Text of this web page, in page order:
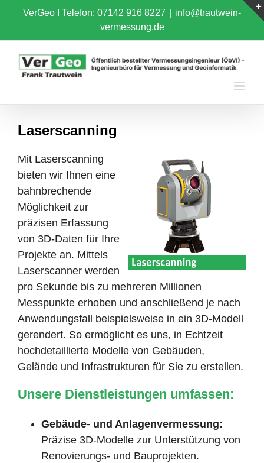
content
VerGeo I Telefon: 07142 916 8227
info@trautwein-
vermessung.de
Laserscanning
Mit Laserscanning
bieten wir Ihnen eine
bahnbrechende
Möglichkeit zur
präzisen Erfassung
von 3D-Daten für Ihre
Projekte an. Mittels
Laserscanner werden
pro Sekunde bis zu mehreren Millionen
Messpunkte erhoben und anschließend je nach
Anwendungsfall beispielsweise in ein 3D-Modell
gerendert. So ermöglicht es uns, in Echtzeit
hochdetaillierte Modelle von Gebäuden,
Gelände und Infrastrukturen für Sie zu erstellen.
Unsere Dienstleistungen umfassen:
Gebäude- und Anlagenvermessung:
Präzise 3D-Modelle zur Unterstützung von
Renovierungs- und Bauprojekten.